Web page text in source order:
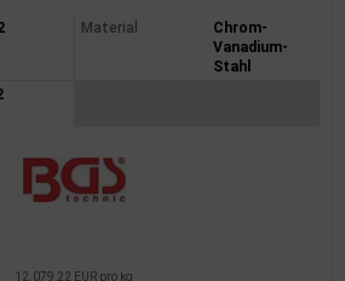
Material
Chrom-
Vanadium-
Stahl
12.079,22 EUR pro kg